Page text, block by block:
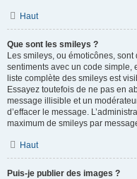
Haut
Que sont les smileys ?
Les smileys, ou émoticônes,
sentiments avec un code simple,
liste complète des smileys est
Essayez toutefois de ne pas en
message illisible et un
d’effacer le message.
maximum de smileys par
Haut
Puis-je publier des images ?